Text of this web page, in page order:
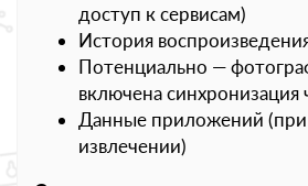
доступ к сервисам)
История
Потенциально —
включена синхронизация
Данные приложений
извлечении)